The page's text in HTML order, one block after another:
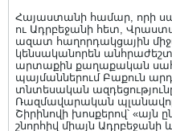
Հայաստանի համար, որի
ու Ադրբեջանի հետ,
ազատ հաղորդակցային
կենսականորեն անհրաժեշտ
արտաքին քաղաքական
պայմաններում Բաքուն
տնտեսական
Ռազմավարական
Շիրինովի խոսքերով՝
շնորհիվ միայն Ադրբեջանի